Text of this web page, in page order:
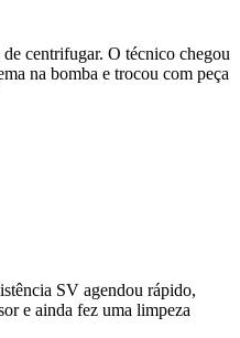
centrifugar. O técnico chegou
na bomba e trocou com peça
SV agendou rápido,
e ainda fez uma limpeza